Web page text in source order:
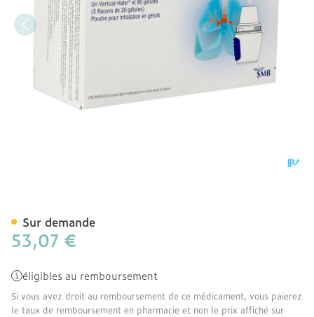
53,07 €
éligibles au remboursement
Si vous avez droit au remboursement de ce médicament, vous paierez
le taux de remboursement en pharmacie et non le prix affiché sur
Sur demande